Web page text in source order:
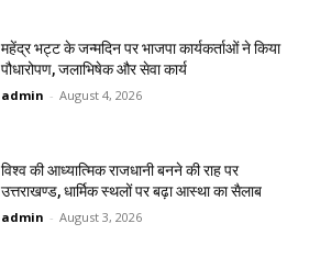
महेंद्र भट्ट के जन्मदिन पर भाजपा कार्यकर्ताओं ने किया
पौधारोपण, जलाभिषेक और सेवा कार्य
admin - August 4, 2026
विश्व की आध्यात्मिक राजधानी बनने की राह पर
उत्तराखण्ड, धार्मिक स्थलों पर बढ़ा आस्था का सैलाब
admin - August 3, 2026